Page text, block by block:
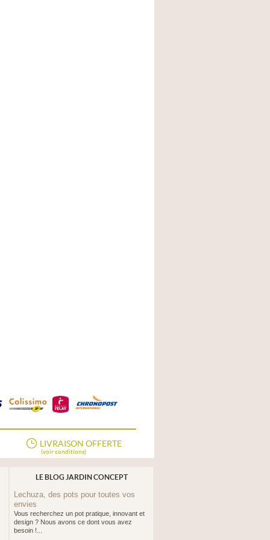
LIVRAISON OFFERTE
(voir conditions)
LE BLOG JARDIN CONCEPT
Lechuza, des pots pour toutes vos
envies
Vous recherchez un pot pratique, innovant et
design ? Nous avons ce dont vous avez
besoin !...